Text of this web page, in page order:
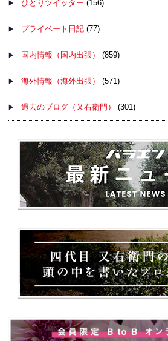
ひとりツイッター (156)
プライベート日記 (77)
国内情報（国内出張） (859)
海外情報（海外出張） (571)
過去のブログ（又右衛門） (301)